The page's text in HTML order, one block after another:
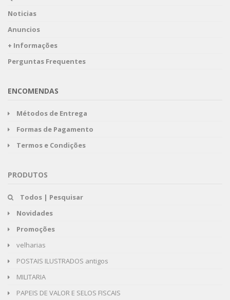
Noticias
Anuncios
+ Informações
Perguntas Frequentes
ENCOMENDAS
Métodos de Entrega
Formas de Pagamento
Termos e Condições
PRODUTOS
Todos | Pesquisar
Novidades
Promoções
velharias
POSTAIS ILUSTRADOS antigos
MILITARIA
PAPEIS DE VALOR E SELOS FISCAIS